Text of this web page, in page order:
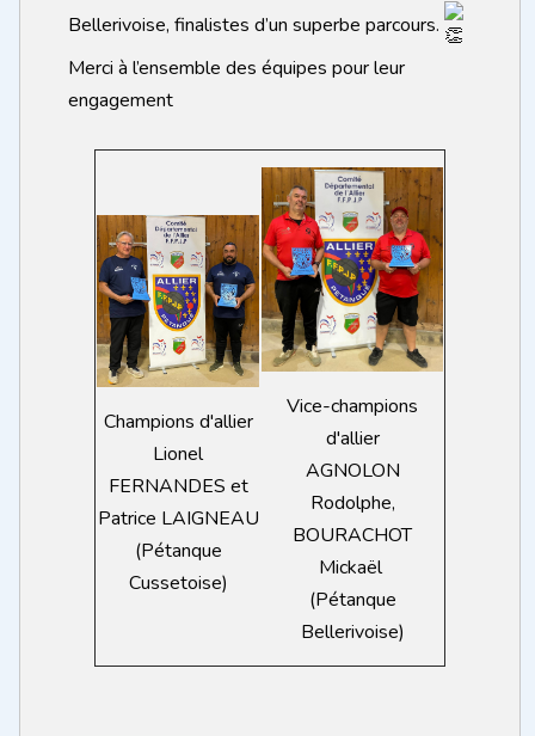
Bellerivoise, finalistes d’un superbe parcours.
Merci à l’ensemble des équipes pour leur
engagement
Champions d'allier
Lionel
FERNANDES et
Patrice LAIGNEAU
(Pétanque
Cussetoise)
Vice-champions
d'allier
AGNOLON
Rodolphe,
BOURACHOT
Mickaël
(Pétanque
Bellerivoise)